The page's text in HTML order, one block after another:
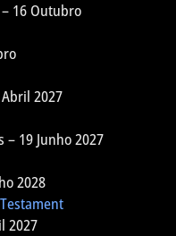
16 Outubro
2027
– 19 Junho 2027
2028
2027